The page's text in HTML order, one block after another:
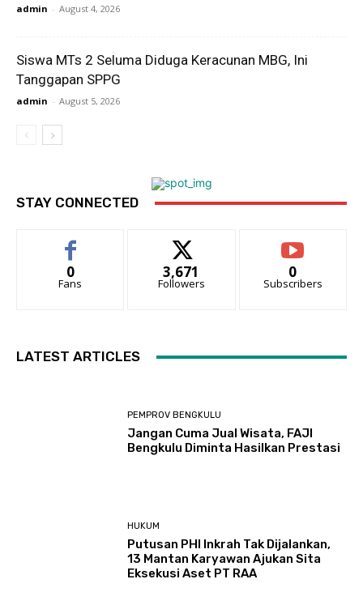
admin - August 4, 2026
Siswa MTs 2 Seluma Diduga Keracunan MBG, Ini
Tanggapan SPPG
admin - August 5, 2026
STAY CONNECTED
0
Fans
3,671
Followers
0
Subscribers
LATEST ARTICLES
PEMPROV BENGKULU
Jangan Cuma Jual Wisata, FAJI
Bengkulu Diminta Hasilkan Prestasi
HUKUM
Putusan PHI Inkrah Tak Dijalankan,
13 Mantan Karyawan Ajukan Sita
Eksekusi Aset PT RAA